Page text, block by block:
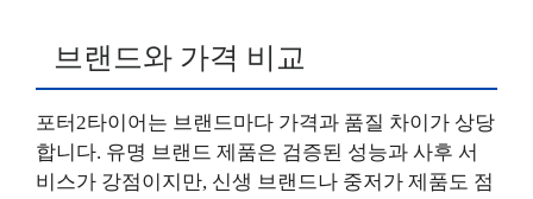
브랜드와 가격 비교
포터2타이어는 브랜드마다 가격과 품질 차이가 상당
합니다. 유명 브랜드 제품은 검증된 성능과 사후 서
비스가 강점이지만, 신생 브랜드나 중저가 제품도 점